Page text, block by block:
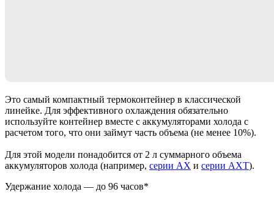
Это самый компактный термоконтейнер в классической
линейке. Для эффективного охлаждения обязательно
используйте контейнер вместе с аккумуляторами холода с
расчетом того, что они займут часть объема (не менее 10%).
Для этой модели понадобится от 2 л суммарного объема
аккумуляторов холода (например, серии АХ и серии AXT).
Удержание холода — до 96 часов*